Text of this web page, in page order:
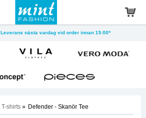
Leverans nästa vardag vid order innan 15:00*
T-shirts » Defender - Skanör Tee